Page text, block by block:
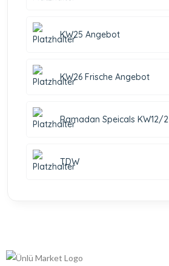
KW25 Angebot
KW26 Frische Angebot
Ramadan Speicals KW12/2
TDW